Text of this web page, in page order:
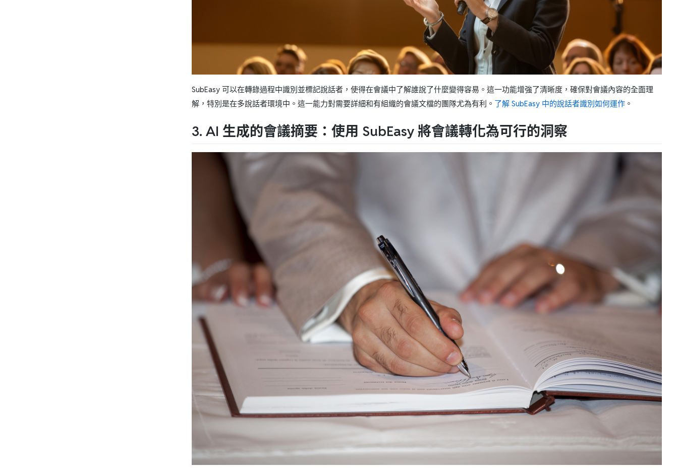
SubEasy 可以在轉錄過程中識別並標記說話者，使得在會議中了解誰說了什麼變得容易。這一功能增強了清晰度，確保對會議內容的全面理
解，特別是在多說話者環境中。這一能力對需要詳細和有組織的會議文檔的團隊尤為有利。 了解 SubEasy 中的說話者識別如何運作 。
3. AI 生成的會議摘要：使用 SubEasy 將會議轉化為可行的洞察